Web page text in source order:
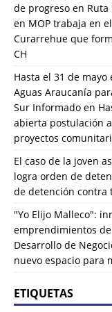
de progreso en
en MOP trabaja en
Curarrehue que
CH
Hasta el 31 de
Aguas Araucanía
Sur Informado en
abierta postulación
proyectos
El caso de la joven
logra orden de
de detención contra
"Yo Elijo Malleco":
emprendimientos
Desarrollo de
nuevo espacio para
ETIQUETAS